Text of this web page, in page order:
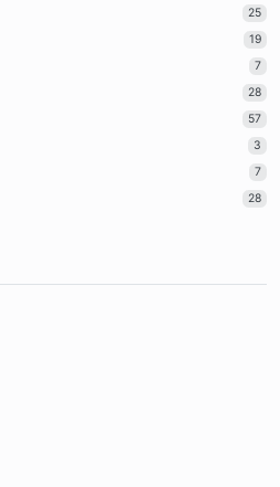
25
19
7
28
57
3
7
28